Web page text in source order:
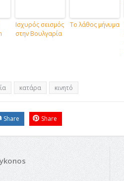
Ισχυρός σεισμός
στην Βουλγαρία
Το λάθος μήνυμα
κατάρα κινητό
Share Share